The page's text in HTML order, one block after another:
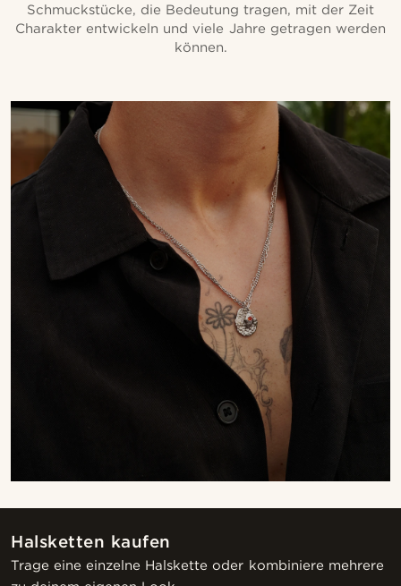
Schmuckstücke, die Bedeutung tragen, mit der Zeit
Charakter entwickeln und viele Jahre getragen werden
können.
Halsketten kaufen
Trage eine einzelne Halskette oder kombiniere mehrere